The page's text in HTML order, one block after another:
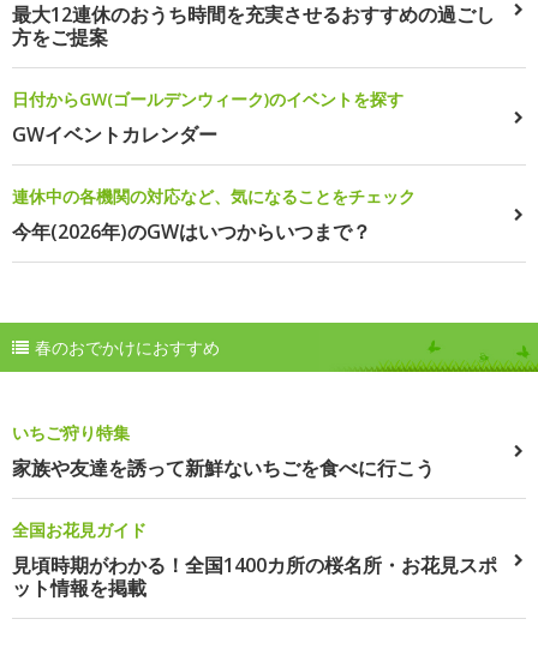
最大12連休のおうち時間を充実させるおすすめの過ごし
方をご提案
日付からGW(ゴールデンウィーク)のイベントを探す
GWイベントカレンダー
連休中の各機関の対応など、気になることをチェック
今年(2026年)のGWはいつからいつまで？
春のおでかけにおすすめ
いちご狩り特集
家族や友達を誘って新鮮ないちごを食べに行こう
全国お花見ガイド
見頃時期がわかる！全国1400カ所の桜名所・お花見スポ
ット情報を掲載